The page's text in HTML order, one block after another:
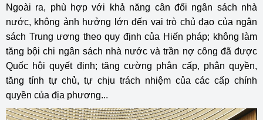
Ngoài ra, phù hợp với khả năng cân đối ngân sách nhà
nước, không ảnh hưởng lớn đến vai trò chủ đạo của ngân
sách Trung ương theo quy định của Hiến pháp; không làm
tăng bội chi ngân sách nhà nước và trần nợ công đã được
Quốc hội quyết định; tăng cường phân cấp, phân quyền,
tăng tính tự chủ, tự chịu trách nhiệm của các cấp chính
quyền của địa phương...